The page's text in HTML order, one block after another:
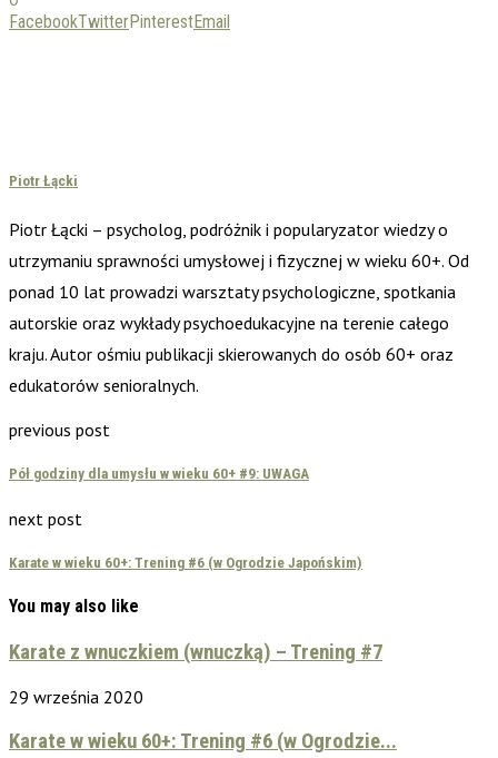
FacebookTwitterPinterestEmail
Piotr Łącki
Piotr Łącki – psycholog, podróżnik i popularyzator wiedzy o
utrzymaniu sprawności umysłowej i fizycznej w wieku 60+. Od
ponad 10 lat prowadzi warsztaty psychologiczne, spotkania
autorskie oraz wykłady psychoedukacyjne na terenie całego
kraju. Autor ośmiu publikacji skierowanych do osób 60+ oraz
edukatorów senioralnych.
previous post
Pół godziny dla umysłu w wieku 60+ #9: UWAGA
next post
Karate w wieku 60+: Trening #6 (w Ogrodzie Japońskim)
You may also like
Karate z wnuczkiem (wnuczką) – Trening #7
29 września 2020
Karate w wieku 60+: Trening #6 (w Ogrodzie...